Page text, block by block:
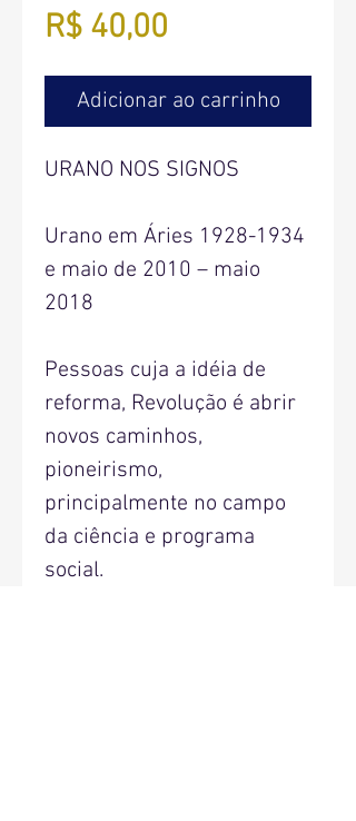
R$ 40,00
Adicionar ao carrinho
URANO NOS SIGNOS
Urano em Áries 1928-1934
e maio de 2010 – maio
2018
Pessoas cuja a idéia de
reforma, Revolução é abrir
novos caminhos,
pioneirismo,
principalmente no campo
da ciência e programa
social.